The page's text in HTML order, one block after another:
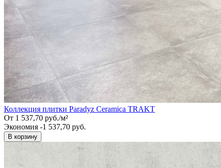
Коллекция плитки Paradyz Ceramica TRAKT
От 1 537,70 руб./м²
Экономия -1 537,70 руб.
В корзину